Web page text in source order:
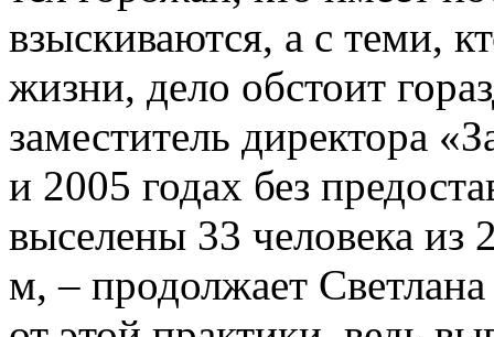
взыскиваются, а с теми,
жизни, дело обстоит
заместитель директора
и 2005 годах без
выселены 33 человека
м, – продолжает